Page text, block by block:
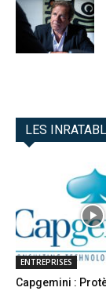
LES
ENTREPRISES
Capgemini :